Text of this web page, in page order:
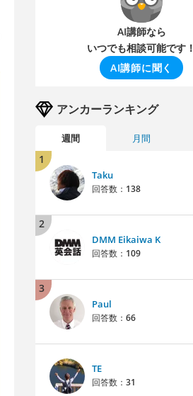
AI講師なら
いつでも相談可能です！
AI講師に聞く
アンカーランキング
週間 月間
1
Taku
回答数： 138
2
DMM Eikaiwa K
回答数： 109
3
Paul
回答数： 66
TE
回答数： 31